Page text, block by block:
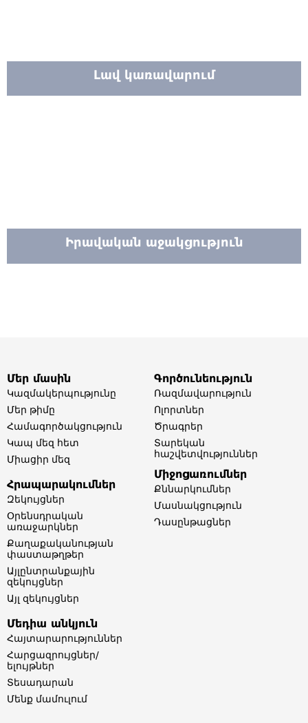
Լավ կառավարում
Իրավական աջակցություն
Մեր մասին
Կազմակերպությունը
Մեր թիմը​
Համագործակցություն
Կապ մեզ հետ
Միացիր մեզ
Գործունեություն
Ռազմավարություն
Ոլորտներ​
Ծրագրեր
Տարեկան
հաշվետվություններ​
Հրապարակումներ
Զեկույցներ
Օրենսդրական
առաջարկներ
Քաղաքականության
փաստաթղթեր
Այլընտրանքային
զեկույցներ
Այլ զեկույցներ
Միջոցառումներ
Քննարկումներ
Մասնակցություն
Դասընթացներ
Մեդիա անկյուն
Հայտարարություններ
Հարցազրույցներ/
ելույթներ
Տեսադարան
Մենք մամուլում